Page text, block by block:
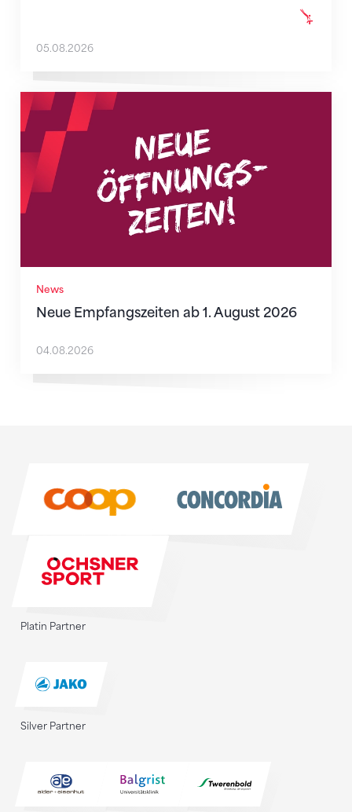
05.08.2026
News
Neue Empfangszeiten ab 1. August 2026
Neue Empfangszeiten ab 1. August 2026
04.08.2026
Platin Partner
Silver Partner